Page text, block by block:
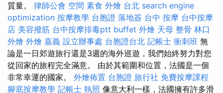
質量。 律師公會 空間 素食 外燴 台北 search engine
optimization 按摩教學 台胞證 落地簽 台中 按摩 台中按摩
店 美容撥筋 台中按摩排毒ptt buffet 外燴 天母 整骨 林口
外燴 外燴 嘉義 設立辦事處 台胞證台北 記帳士 衝刺班 無
論是一日郊遊旅行還是3週的海外巡遊，我們始終努力對您
從回家的旅程完全滿意。 由於其範圍和位置，法國是一個
非常幸運的國家。 外燴佈置 台胞證 旅行社 免費按摩課程
腳底按摩教學 記帳士 執照 像意大利一樣，法國擁有許多滑